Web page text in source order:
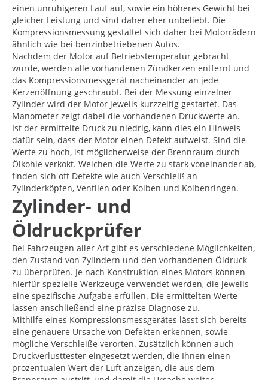
einen unruhigeren Lauf auf, sowie ein höheres Gewicht bei
gleicher Leistung und sind daher eher unbeliebt. Die
Kompressionsmessung gestaltet sich daher bei Motorrädern
ähnlich wie bei benzinbetriebenen Autos.
Nachdem der Motor auf Betriebstemperatur gebracht
wurde, werden alle vorhandenen Zündkerzen entfernt und
das Kompressionsmessgerät nacheinander an jede
Kerzenöffnung geschraubt. Bei der Messung einzelner
Zylinder wird der Motor jeweils kurzzeitig gestartet. Das
Manometer zeigt dabei die vorhandenen Druckwerte an.
Ist der ermittelte Druck zu niedrig, kann dies ein Hinweis
dafür sein, dass der Motor einen Defekt aufweist. Sind die
Werte zu hoch, ist möglicherweise der Brennraum durch
Ölkohle verkokt. Weichen die Werte zu stark voneinander ab,
finden sich oft Defekte wie auch Verschleiß an
Zylinderköpfen, Ventilen oder Kolben und Kolbenringen.
Zylinder- und
Öldruckprüfer
Bei Fahrzeugen aller Art gibt es verschiedene Möglichkeiten,
den Zustand von Zylindern und den vorhandenen Öldruck
zu überprüfen. Je nach Konstruktion eines Motors können
hierfür spezielle Werkzeuge verwendet werden, die jeweils
eine spezifische Aufgabe erfüllen. Die ermittelten Werte
lassen anschließend eine präzise Diagnose zu.
Mithilfe eines Kompressionsmessgerätes lässt sich bereits
eine genauere Ursache von Defekten erkennen, sowie
mögliche Verschleiße verorten. Zusätzlich können auch
Druckverlusttester eingesetzt werden, die Ihnen einen
prozentualen Wert der Luft anzeigen, die aus dem